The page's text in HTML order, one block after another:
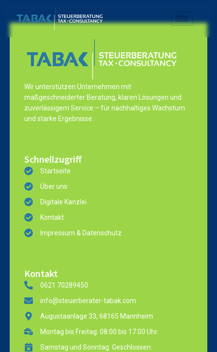
Wir unterstützen Unternehmen mit
maßgeschneiderter Beratung, klaren Lösungen und
zuverlässigem Service – für nachhaltiges Wachstum
und starke Ergebnisse.
Schnellzugriff
Startseite
Über uns
Digitale Kanzlei
Kontakt
Impressum & Datenschutz
Kontakt
0621 70289450
info@steuerberater-tabak.com
Augustaanlage 33, 68165 Mannheim
Montag bis Freitag: 08:00 bis 17:00 Uhr.
Samstag und Sonntag: Geschlossen.